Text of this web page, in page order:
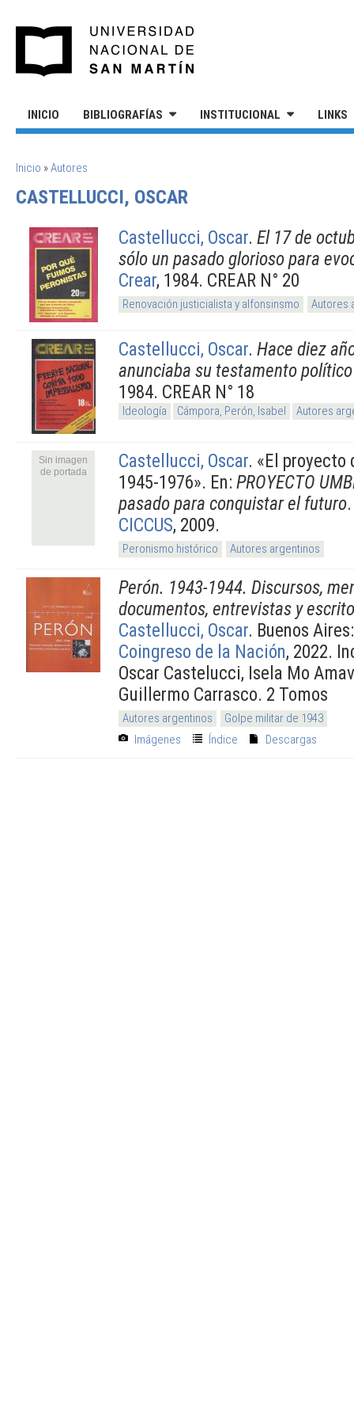
INICIO BIBLIOGRAFÍAS INSTITUCIONAL LINKS
SE ENCUENTRA USTED AQUÍ
Inicio »Autores
CASTELLUCCI, OSCAR
Castellucci, Oscar. El 17 de
sólo un pasado glorioso para
Crear, 1984. CREAR N° 20
Renovación justicialista y alfonsinsmo Autores
Castellucci, Oscar. Hace diez
anunciaba su testamento político
1984. CREAR N° 18
Ideología Cámpora, Perón, Isabel Autores
Sin imagen
de portada
Castellucci, Oscar. «El
1945-1976». En: PROYECTO
pasado para conquistar el futuro
CICCUS, 2009.
Peronismo histórico Autores argentinos
Perón. 1943-1944. Discursos,
documentos, entrevistas y
Castellucci, Oscar. Buenos
Coingreso de la Nación, 2022.
Oscar Castelucci, Isela Mo
Guillermo Carrasco. 2 Tomos
Autores argentinos
Golpe militar de 1943
Imágenes
Índice Descargas